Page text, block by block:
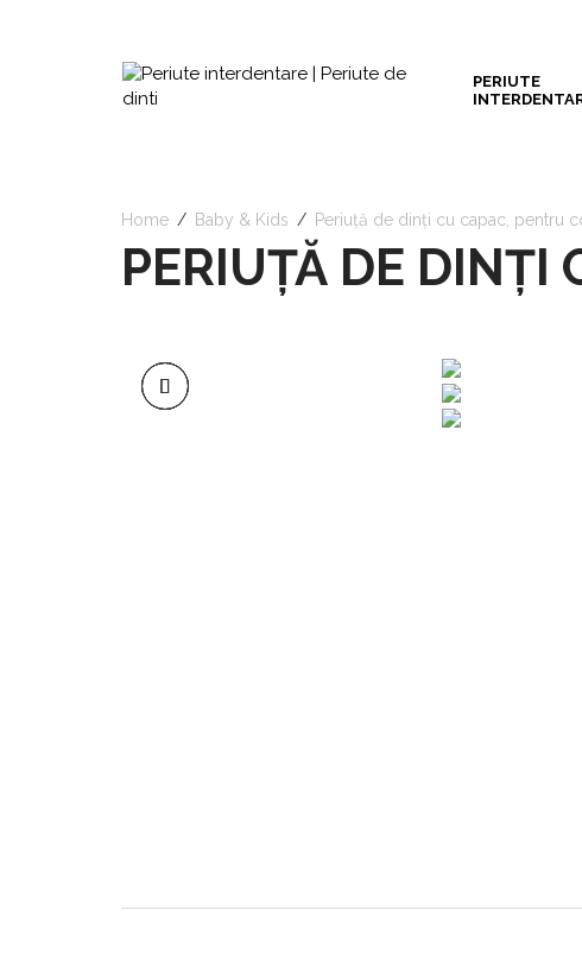
PERIUTE
Home / Baby & Kids / Periuță de dinți cu capac, pentru
PERIUȚĂ DE DINȚI